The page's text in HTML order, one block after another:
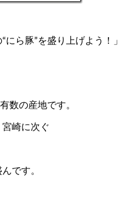
にら豚”を盛り上げよう！」
数の産地です。
崎に次ぐ
です。